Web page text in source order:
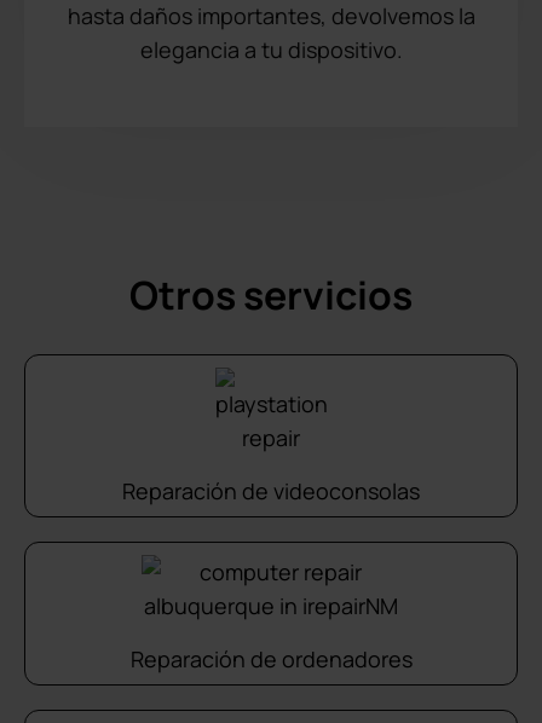
hasta daños importantes, devolvemos la
elegancia a tu dispositivo.
Otros servicios
Reparación de videoconsolas
Reparación de ordenadores